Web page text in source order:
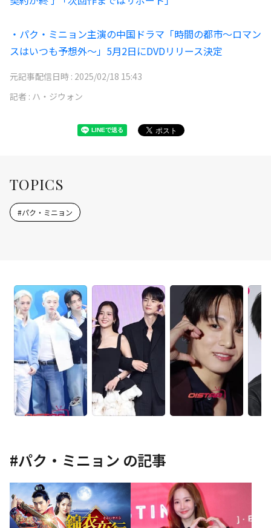
・パク・ミニョン主演の中国ドラマ「時間の都市～ロマン
スはいつも予想外～」5月2日にDVDリリース決定
元記事配信日時 : 2025/02/18 15:43
記者 : ハ・ジウォン
TOPICS
#パク・ミニョン
#パク・ミニョン の記事